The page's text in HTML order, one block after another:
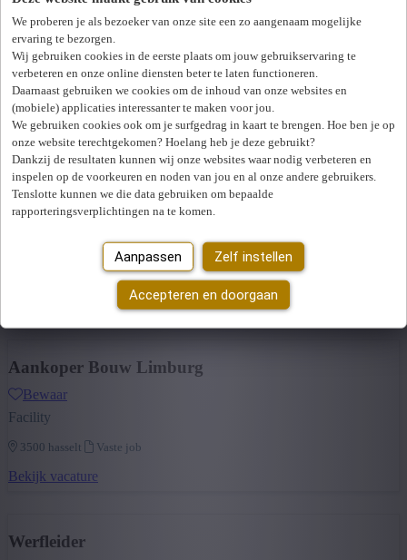
We proberen je als bezoeker van onze site een zo aangenaam mogelijke
ervaring te bezorgen.
Wij gebruiken cookies in de eerste plaats om jouw gebruikservaring te
verbeteren en onze online diensten beter te laten functioneren.
Daarnaast gebruiken we cookies om de inhoud van onze websites en
(mobiele) applicaties interessanter te maken voor jou.
We gebruiken cookies ook om je surfgedrag in kaart te brengen. Hoe ben je op
onze website terechtgekomen? Hoelang heb je deze gebruikt?
Dankzij de resultaten kunnen wij onze websites waar nodig verbeteren en
inspelen op de voorkeuren en noden van jou en al onze andere gebruikers.
Tenslotte kunnen we die data gebruiken om bepaalde
rapporteringsverplichtingen na te komen.
Aanpassen Zelf instellen
Accepteren en doorgaan
Provincie
Limburg(4)
Sector
Bouw(3)
Energie(1)
+ Toon meer - Toon minder
Freelane Senior Treasurer
Bewaar
Finance
3920 lommel Freelancer / Interim manager
Bekijk vacature
Project Manager Design & Build
Bewaar
Vaste job
Aankoper Bouw Limburg
Bewaar
Facility
3500 hasselt Vaste job
Bekijk vacature
Werfleider